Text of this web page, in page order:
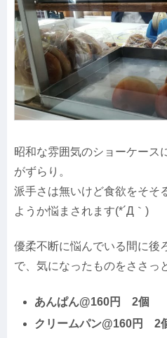
昭和な雰囲気のショーケース
がずらり。
派手さは無いけど食欲をそそ
ようか悩まされます(*´Д｀)
優柔不断に悩んでいる間に後
で、気になったものをささっ
あんぱん@160円 2個
クリームパン@160円 2